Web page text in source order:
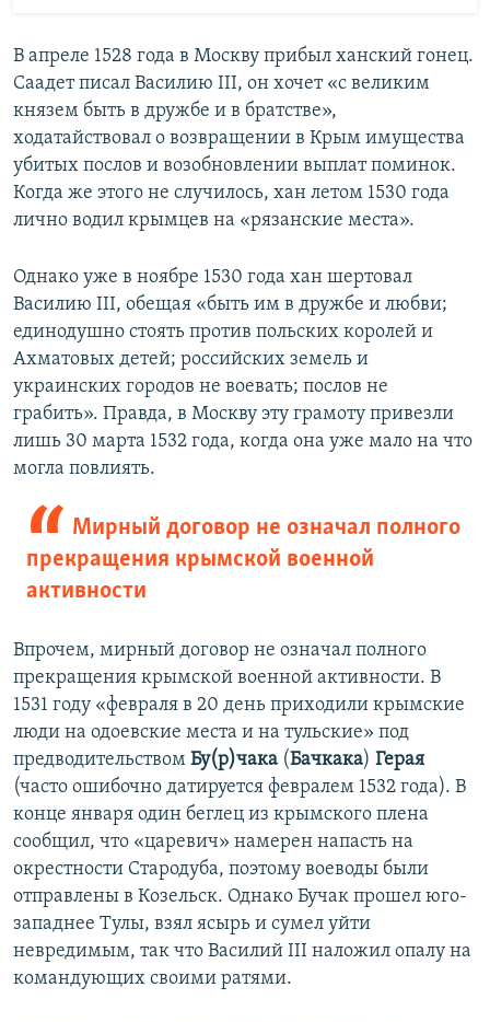
В апреле 1528 года в Москву прибыл ханский гонец.
Саадет писал Василию III, он хочет «с великим
князем быть в дружбе и в братстве»,
ходатайствовал о возвращении в Крым имущества
убитых послов и возобновлении выплат поминок.
Когда же этого не случилось, хан летом 1530 года
лично водил крымцев на «рязанские места».
Однако уже в ноябре 1530 года хан шертовал
Василию III, обещая «быть им в дружбе и любви;
единодушно стоять против польских королей и
Ахматовых детей; российских земель и
украинских городов не воевать; послов не
грабить». Правда, в Москву эту грамоту привезли
лишь 30 марта 1532 года, когда она уже мало на что
могла повлиять.
Мирный договор не означал полного
прекращения крымской военной
активности
Впрочем, мирный договор не означал полного
прекращения крымской военной активности. В
1531 году «февраля в 20 день приходили крымские
люди на одоевские места и на тульские» под
предводительством Бу(р)чака (Бачкака) Герая
(часто ошибочно датируется февралем 1532 года). В
конце января один беглец из крымского плена
сообщил, что «царевич» намерен напасть на
окрестности Стародуба, поэтому воеводы были
отправлены в Козельск. Однако Бучак прошел юго-
западнее Тулы, взял ясырь и сумел уйти
невредимым, так что Василий III наложил опалу на
командующих своими ратями.